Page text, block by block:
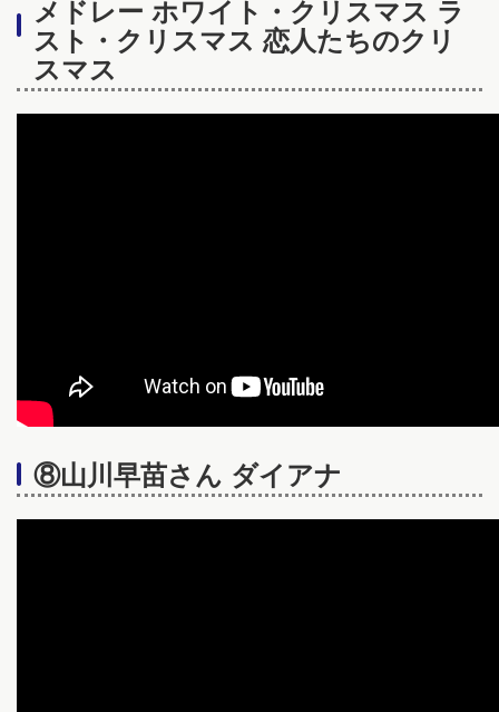
メドレー ホワイト・クリスマス ラ
スト・クリスマス 恋人たちのクリ
スマス
⑧山川早苗さん ダイアナ